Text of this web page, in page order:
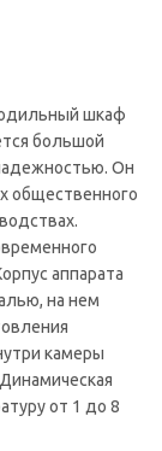
шкаф
большой
Он
общественного
аппарата
на нем
камеры
от 1 до 8